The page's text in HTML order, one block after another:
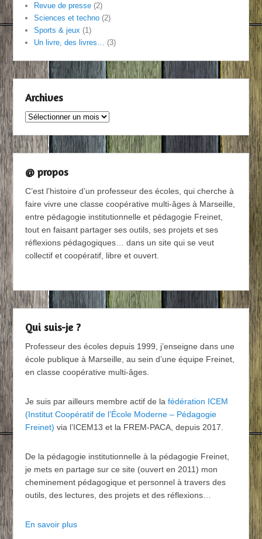
Revue de presse (2)
Sciences et techno (2)
Sports & jeux (1)
Un livre, des livres…
(3)
Archives
Archives
@ propos
C’est l’histoire d’un professeur des écoles, qui cherche à
faire vivre une classe coopérative multi-âges à Marseille,
entre pédagogie institutionnelle et pédagogie Freinet,
tout en faisant partager ses outils, ses projets et ses
réflexions pédagogiques… dans un site qui se veut
collectif et coopératif, libre et ouvert.
Qui suis-je ?
Professeur des écoles depuis 1999, j’enseigne dans une
école publique à Marseille, au sein d’une équipe Freinet,
en classe coopérative multi-âges.
Je suis par ailleurs membre actif de la fédération ICEM
(Institut Coopératif de l’École Moderne – Pédagogie
Freinet) via l’ICEM13 et la FREM-PACA, depuis 2017.
De la pédagogie institutionnelle à la pédagogie Freinet,
je mets en partage sur ce site (ouvert en 2011) mon
cheminement pédagogique et personnel à travers des
outils, des lectures, des projets et des réflexions…
En savoir plus